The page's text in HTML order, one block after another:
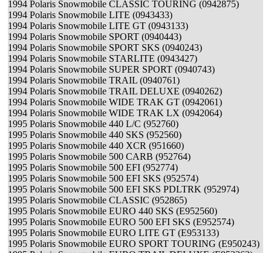
1994 Polaris Snowmobile CLASSIC TOURING (0942875)
1994 Polaris Snowmobile LITE (0943433)
1994 Polaris Snowmobile LITE GT (0943133)
1994 Polaris Snowmobile SPORT (0940443)
1994 Polaris Snowmobile SPORT SKS (0940243)
1994 Polaris Snowmobile STARLITE (0943427)
1994 Polaris Snowmobile SUPER SPORT (0940743)
1994 Polaris Snowmobile TRAIL (0940761)
1994 Polaris Snowmobile TRAIL DELUXE (0940262)
1994 Polaris Snowmobile WIDE TRAK GT (0942061)
1994 Polaris Snowmobile WIDE TRAK LX (0942064)
1995 Polaris Snowmobile 440 L/C (952760)
1995 Polaris Snowmobile 440 SKS (952560)
1995 Polaris Snowmobile 440 XCR (951660)
1995 Polaris Snowmobile 500 CARB (952764)
1995 Polaris Snowmobile 500 EFI (952774)
1995 Polaris Snowmobile 500 EFI SKS (952574)
1995 Polaris Snowmobile 500 EFI SKS PDLTRK (952974)
1995 Polaris Snowmobile CLASSIC (952865)
1995 Polaris Snowmobile EURO 440 SKS (E952560)
1995 Polaris Snowmobile EURO 500 EFI SKS (E952574)
1995 Polaris Snowmobile EURO LITE GT (E953133)
1995 Polaris Snowmobile EURO SPORT TOURING (E950243)